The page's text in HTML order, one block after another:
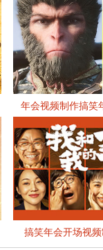
年会视频制作搞
搞笑年会开场视